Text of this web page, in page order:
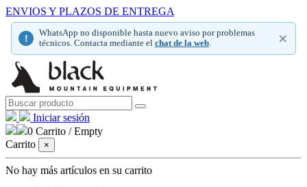
ENVIOS Y PLAZOS DE ENTREGA
!
WhatsApp no disponible hasta nuevo aviso por problemas
técnicos. Contacta mediante el chat de la web. ×
Iniciar sesión
0 Carrito /Empty
Carrito
×
No hay más artículos en su carrito